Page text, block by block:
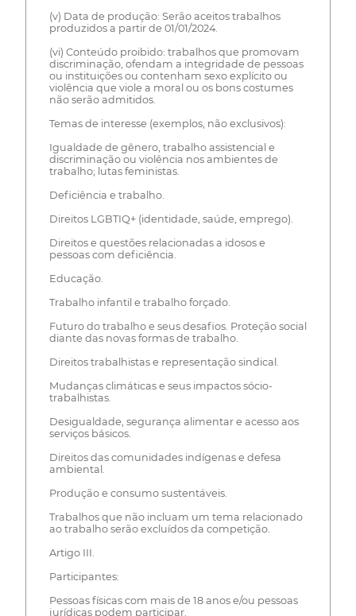
(v) Data de produção: Serão aceitos trabalhos
produzidos a partir de 01/01/2024.
(vi) Conteúdo proibido: trabalhos que promovam
discriminação, ofendam a integridade de pessoas
ou instituições ou contenham sexo explícito ou
violência que viole a moral ou os bons costumes
não serão admitidos.
Temas de interesse (exemplos, não exclusivos):
Igualdade de gênero, trabalho assistencial e
discriminação ou violência nos ambientes de
trabalho; lutas feministas.
Deficiência e trabalho.
Direitos LGBTIQ+ (identidade, saúde, emprego).
Direitos e questões relacionadas a idosos e
pessoas com deficiência.
Educação.
Trabalho infantil e trabalho forçado.
Futuro do trabalho e seus desafios. Proteção social
diante das novas formas de trabalho.
Direitos trabalhistas e representação sindical.
Mudanças climáticas e seus impactos sócio-
trabalhistas.
Desigualdade, segurança alimentar e acesso aos
serviços básicos.
Direitos das comunidades indígenas e defesa
ambiental.
Produção e consumo sustentáveis.
Trabalhos que não incluam um tema relacionado
ao trabalho serão excluídos da competição.
Artigo III.
Participantes:
Pessoas físicas com mais de 18 anos e/ou pessoas
jurídicas podem participar.